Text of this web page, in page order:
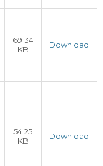
69.34
KB
Download
54.25
KB
Download